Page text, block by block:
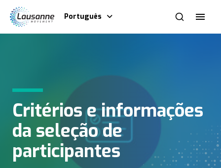
Português
Critérios e informações
da seleção de
participantes